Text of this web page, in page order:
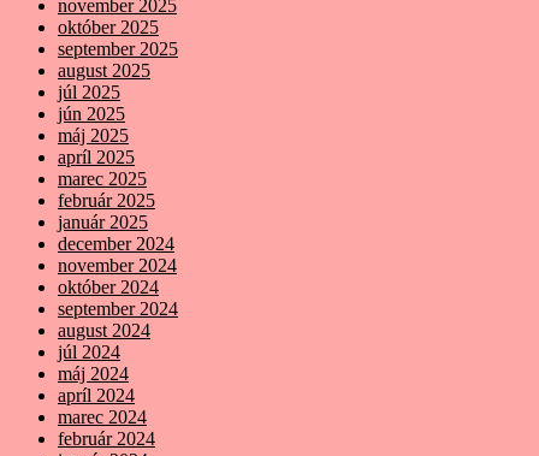
november 2025
október 2025
september 2025
august 2025
júl 2025
jún 2025
máj 2025
apríl 2025
marec 2025
február 2025
január 2025
december 2024
november 2024
október 2024
september 2024
august 2024
júl 2024
máj 2024
apríl 2024
marec 2024
február 2024